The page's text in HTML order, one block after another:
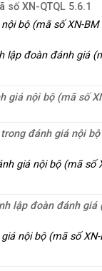
số XN-QTQL 5.6.1
bộ (mã số XN-BM
lập đoàn đánh giá
giá nội bộ (mã số
đánh giá nội
giá nội bộ (mã số
lập đoàn đánh giá
nội bộ (mã số